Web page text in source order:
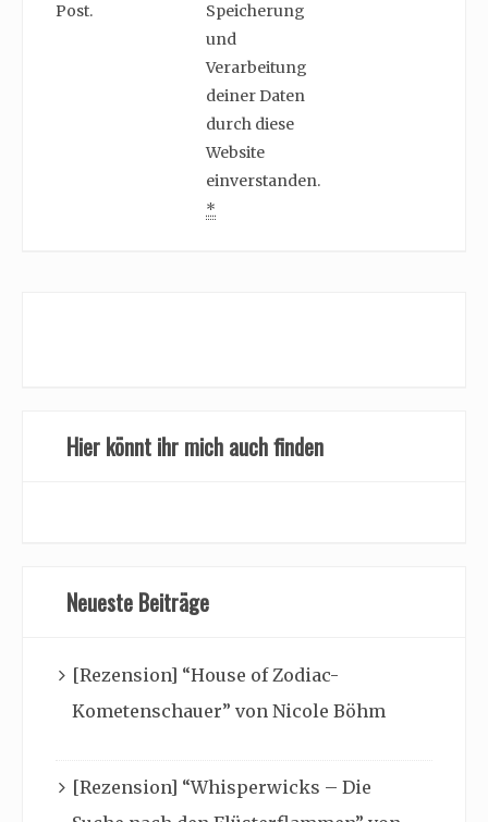
Post.
Speicherung
und
Verarbeitung
deiner Daten
durch diese
Website
einverstanden.
*
Hier könnt ihr mich auch finden
Neueste Beiträge
[Rezension] “House of Zodiac-
Kometenschauer” von Nicole Böhm
[Rezension] “Whisperwicks – Die